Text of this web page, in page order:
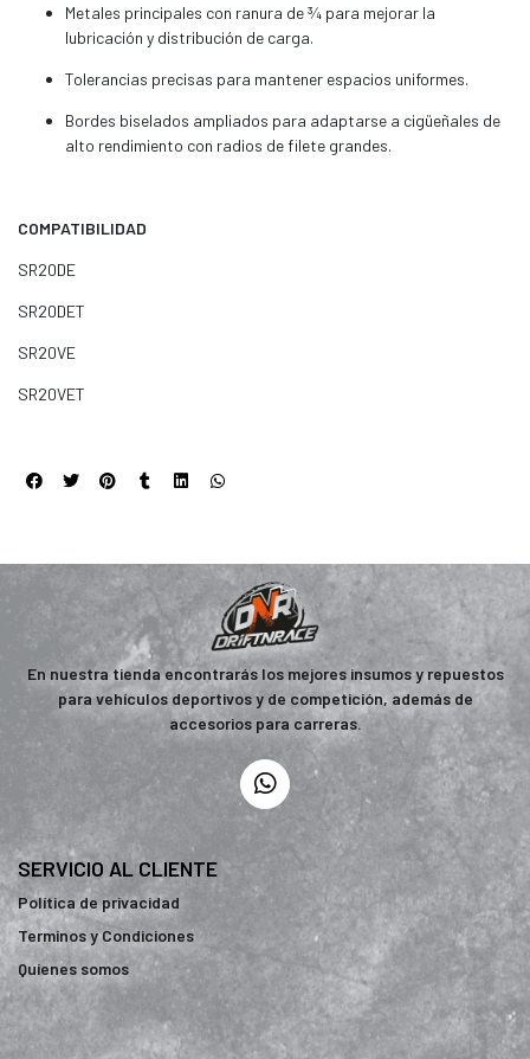
Metales principales con ranura de ¾ para mejorar la
lubricación y distribución de carga.
Tolerancias precisas para mantener espacios uniformes.
Bordes biselados ampliados para adaptarse a cigüeñales de
alto rendimiento con radios de filete grandes.
COMPATIBILIDAD
SR20DE
SR20DET
SR20VE
SR20VET
En nuestra tienda encontrarás los mejores insumos y repuestos
para vehículos deportivos y de competición, además de
accesorios para carreras.
SERVICIO AL CLIENTE
Política de privacidad
Terminos y Condiciones
Quienes somos